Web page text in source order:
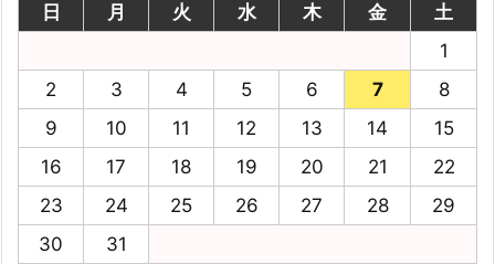
日
月 火 水 木 金
土
1
2
3 4 5 6 7
8
9
10 11 12 13 14
15
16
17 18 19 20 21
22
23
24 25 26 27 28
29
30
31